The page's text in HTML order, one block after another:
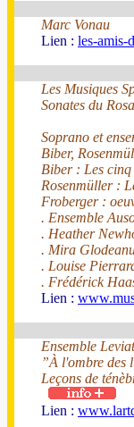
Marc Vonau
Lien : les-amis-
Les Musiques
Sonates du
Soprano et
Biber,
Biber : Les cinq
Rosenmüller :
Froberger :
. Ensemble
. Heather
. Mira
. Louise
. Frédérick
Lien :
Ensemble
”À l'ombre des
Leçons de
Lien :